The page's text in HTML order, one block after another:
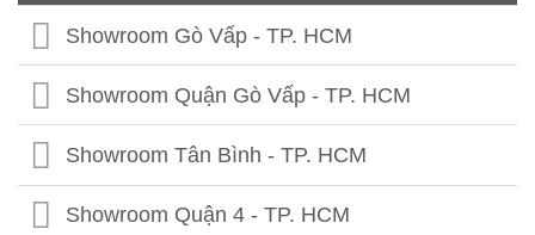
Showroom Phú Thọ
Showroom Tuyên Quang
Showroom Hà Giang
Showroom Cao Bằng
Showroom Quảng Bình
Showroom Quảng Trị
Showroom Thừa Thiên Huế
Showroom Quảng Nam
Showroom Gò Vấp - TP. HCM
Showroom Quận Gò Vấp - TP. HCM
Showroom Tân Bình - TP. HCM
Showroom Quận 4 - TP. HCM